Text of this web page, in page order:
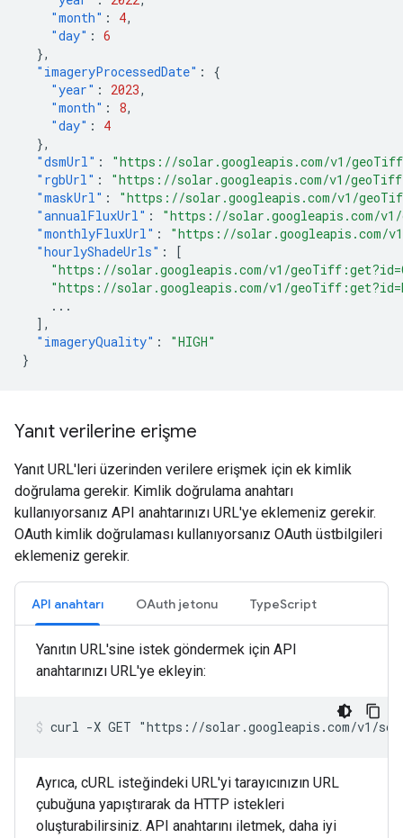
"month" : 4,
"day" : 6
},
"imageryProcessedDate" :
{
"year" : 2023,
"month" : 8,
"day" :
4
},
"dsmUrl" :
"https://solar.googleapis.com/v1/
"rgbUrl" :
"https://solar.googleapis.com/v1/
"maskUrl" :
"https://solar.googleapis.com/v1/
"annualFluxUrl" :
"https://solar.googleapis.com/v1/
"monthlyFluxUrl" :
"https://solar.googleapis.com/v1/
"hourlyShadeUrls" :
[
"https://solar.googleapis.com/v1/
"https://solar.googleapis.com/v1/
...
],
"imageryQuality" :
"HIGH"
}
Yanıt verilerine erişme
Yanıt URL'leri üzerinden verilere erişmek için ek kimlik
doğrulama gerekir. Kimlik doğrulama anahtarı
kullanıyorsanız API anahtarınızı URL'ye eklemeniz gerekir.
OAuth kimlik doğrulaması kullanıyorsanız OAuth üstbilgileri
eklemeniz gerekir.
API anahtarı OAuth jetonu TypeScript
Yanıtın URL'sine istek göndermek için API
anahtarınızı URL'ye ekleyin:
curl -X GET "https://solar.googleapis.com/v1/solar/
Ayrıca, cURL isteğindeki URL'yi tarayıcınızın URL
çubuğuna yapıştırarak da HTTP istekleri
oluşturabilirsiniz. API anahtarını iletmek, daha iyi